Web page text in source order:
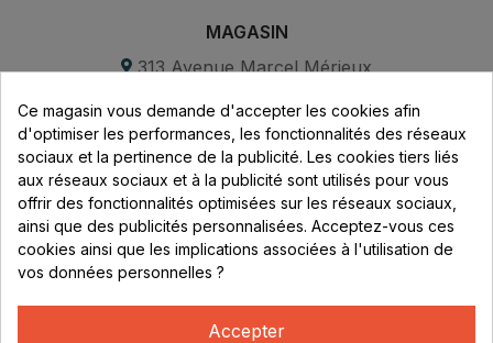
MAGASIN
313 Avenue Marcel Mérieux
69530 Brignais
Lundi au vendredi :
8h - 16h
uniquement sur Rendez-vous
CONTACT
04 78 37 00 68
Ce magasin vous demande d'accepter les cookies afin
d'optimiser les performances, les fonctionnalités des réseaux
sociaux et la pertinence de la publicité. Les cookies tiers liés
aux réseaux sociaux et à la publicité sont utilisés pour vous
offrir des fonctionnalités optimisées sur les réseaux sociaux,
ainsi que des publicités personnalisées. Acceptez-vous ces
cookies ainsi que les implications associées à l'utilisation de
vos données personnelles ?
Accepter